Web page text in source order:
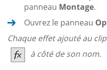
panneau Montage.
Ouvrez le panneau
Chaque effet ajouté au
à côté de son nom.